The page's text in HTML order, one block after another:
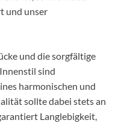
und unser
und die sorgfältige
sind
harmonischen und
sollte dabei stets an
Langlebigkeit,